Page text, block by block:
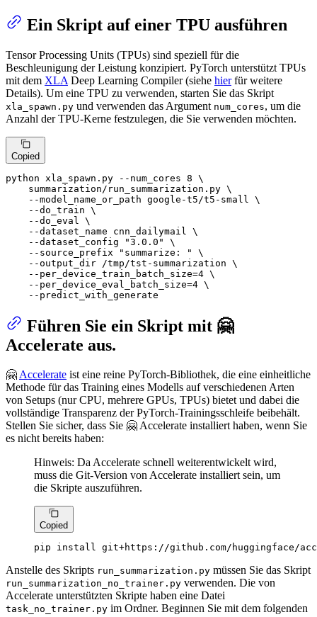
Ein Skript auf einer TPU ausführen
Tensor Processing Units (TPUs) sind speziell für die
Beschleunigung der Leistung konzipiert. PyTorch unterstützt TPUs
mit dem XLA Deep Learning Compiler (siehe hierfür weitere
Details). Um eine TPU zu verwenden, starten Sie das Skript
xla_spawn.py und verwenden das Argument num_cores, um die
Anzahl der TPU-Kerne festzulegen, die Sie verwenden möchten.
Copied
python xla_spawn.py --num_cores 8 \
    summarization/run_summarization.py \
    --model_name_or_path google-t5/t5-small \
    --do_train \
    --do_eval \
    --dataset_name cnn_dailymail \
    --dataset_config
"3.0.0"
\
    --source_prefix
"summarize: "
\
    --output_dir /tmp/tst-summarization \
    --per_device_train_batch_size=4 \
    --per_device_eval_batch_size=4 \
    --predict_with_generate
Führen Sie ein Skript mit 🤗
Accelerate aus.
🤗Accelerate ist eine reine PyTorch-Bibliothek, die eine einheitliche
Methode für das Training eines Modells auf verschiedenen Arten
von Setups (nur CPU, mehrere GPUs, TPUs) bietet und dabei die
vollständige Transparenz der PyTorch-Trainingsschleife beibehält.
Stellen Sie sicher, dass Sie 🤗 Accelerate installiert haben, wenn Sie
es nicht bereits haben:
Hinweis: Da Accelerate schnell weiterentwickelt wird,
muss die Git-Version von Accelerate installiert sein, um
die Skripte auszuführen.
Copied
pip install git+https://github.com/huggingface/
Anstelle des Skripts run_summarization.py müssen Sie das Skript
run_summarization_no_trainer.py verwenden. Die von
Accelerate unterstützten Skripte haben eine Datei
task_no_trainer.py im Ordner. Beginnen Sie mit dem folgenden